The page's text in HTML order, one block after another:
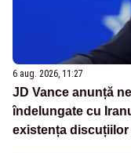
6 aug. 2026, 11:27
JD Vance anunță
îndelungate cu
existența discuțiilor